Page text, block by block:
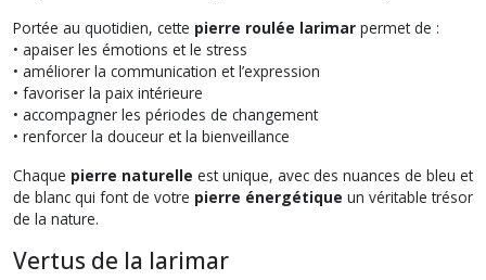
Portée au quotidien, cette pierre roulée larimar permet de :
• apaiser les émotions et le stress
• améliorer la communication et l’expression
• favoriser la paix intérieure
• accompagner les périodes de changement
• renforcer la douceur et la bienveillance
Chaque pierre naturelle est unique, avec des nuances de bleu et
de blanc qui font de votre pierre énergétique un véritable trésor
de la nature.
Vertus de la larimar